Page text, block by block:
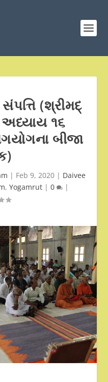
(શ્રીમદ્
અધ્યાય ૧૬
બીજા
| Feb 9, 2020| Daivee
, Yogamrut | 0 |